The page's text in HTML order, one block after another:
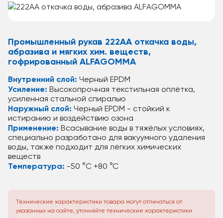
Промышленный рукав 222АА откачка воды,
абразива и мягких хим. веществ,
гофрированный ALFAGOMMA
Внутренний слой: Черный EPDM
Усиление: Высокопрочная текстильная оплётка,
усиленная стальной спиралью
Наружный слой: Черный EPDM - стойкий к
истиранию и воздействию озона
Применение: Всасывание воды в тяжёлых условиях,
специально разработано для вакуумного удаления
воды, также подходит для лёгких химических
веществ
Температура: -50 °C +80 °C
Технические характеристики товара могут отличаться от
указанных на сайте, уточняйте технические характеристики